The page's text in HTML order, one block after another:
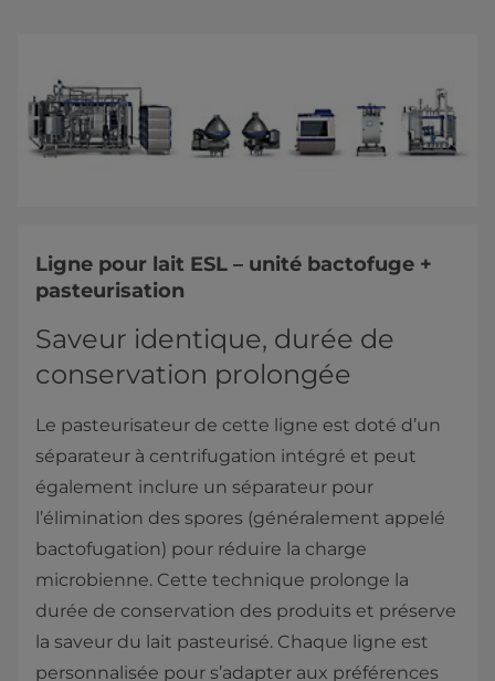
Ligne pour lait ESL – unité bactofuge +
pasteurisation
Saveur identique, durée de
conservation prolongée
Le pasteurisateur de cette ligne est doté d’un
séparateur à centrifugation intégré et peut
également inclure un séparateur pour
l’élimination des spores (généralement appelé
bactofugation) pour réduire la charge
microbienne. Cette technique prolonge la
durée de conservation des produits et préserve
la saveur du lait pasteurisé. Chaque ligne est
personnalisée pour s’adapter aux préférences